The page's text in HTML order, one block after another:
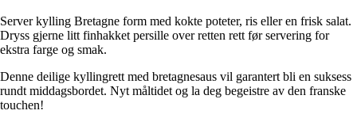
Server kylling Bretagne form med kokte poteter, ris eller en frisk salat.
Dryss gjerne litt finhakket persille over retten rett før servering for
ekstra farge og smak.
Denne deilige kyllingrett med bretagnesaus vil garantert bli en suksess
rundt middagsbordet. Nyt måltidet og la deg begeistre av den franske
touchen!